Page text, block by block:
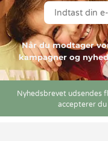
Når du modtager
kampagner og
Nyhedsbrevet udsendes
accepterer du